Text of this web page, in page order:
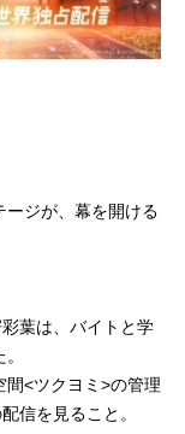
ージが、幕を開ける
葉は、バイトと学
間<ツクヨミ>の管理
信を見ること。